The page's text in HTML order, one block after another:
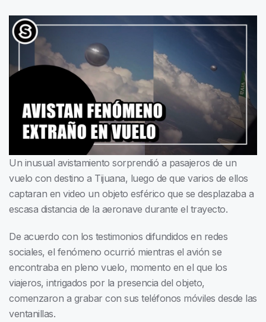
Un inusual avistamiento sorprendió a pasajeros de un
vuelo con destino a Tijuana, luego de que varios de ellos
captaran en video un objeto esférico que se desplazaba a
escasa distancia de la aeronave durante el trayecto.
De acuerdo con los testimonios difundidos en redes
sociales, el fenómeno ocurrió mientras el avión se
encontraba en pleno vuelo, momento en el que los
viajeros, intrigados por la presencia del objeto,
comenzaron a grabar con sus teléfonos móviles desde las
ventanillas.